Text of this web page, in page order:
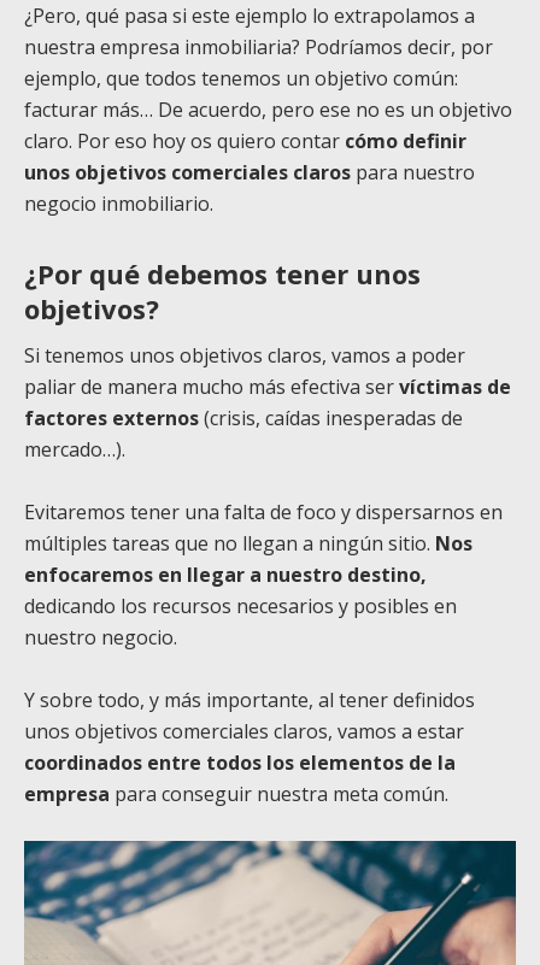
¿Pero, qué pasa si este ejemplo lo extrapolamos a
nuestra empresa inmobiliaria? Podríamos decir, por
ejemplo, que todos tenemos un objetivo común:
facturar más… De acuerdo, pero ese no es un objetivo
claro. Por eso hoy os quiero contar cómo definir
unos objetivos comerciales claros para nuestro
negocio inmobiliario.
¿Por qué debemos tener unos
objetivos?
Si tenemos unos objetivos claros, vamos a poder
paliar de manera mucho más efectiva servíctimas de
factores externos(crisis, caídas inesperadas de
mercado…).
Evitaremos tener una falta de foco y dispersarnos en
múltiples tareas que no llegan a ningún sitio. Nos
enfocaremos en llegar a nuestro destino,
dedicando los recursos necesarios y posibles en
nuestro negocio.
Y sobre todo, y más importante, al tener definidos
unos objetivos comerciales claros, vamos a estar
coordinados entre todos los elementos de la
empresa para conseguir nuestra meta común.